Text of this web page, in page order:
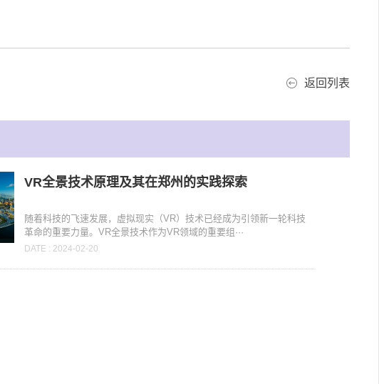
返回列表
VR全景技术原理及其在郑州的实践探索
随着科技的飞速发展，虚拟现实（VR）技术已经成为引领新一轮科技
革命的重要力量。VR全景技术作为VR领域的重要组···
DATE : 2024-02-20